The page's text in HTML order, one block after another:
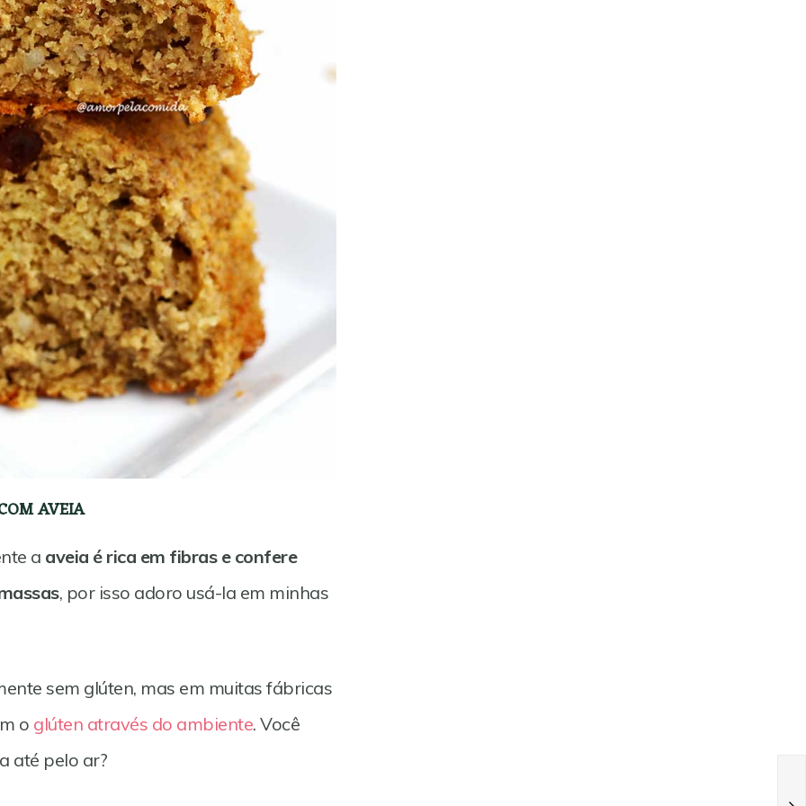
AVEIA
a aveia é rica em fibras e confere
, por isso adoro usá-la em minhas
sem glúten, mas em muitas fábricas
o glúten através do ambiente. Você
até pelo ar?